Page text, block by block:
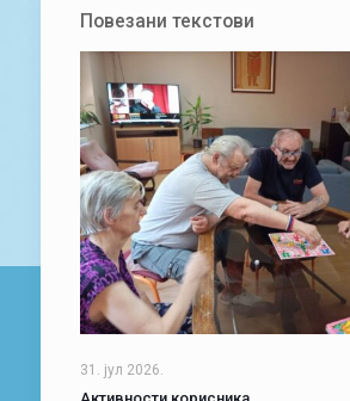
Повезани текстови
31. јул 2026.